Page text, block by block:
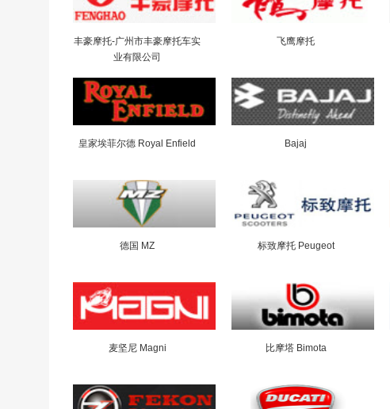
丰豪摩托-广州市丰豪摩托车实
业有限公司
飞鹰摩托
皇家埃菲尔德 Royal Enfield Bajaj
德国 MZ 标致摩托 Peugeot
麦坚尼 Magni 比摩塔 Bimota